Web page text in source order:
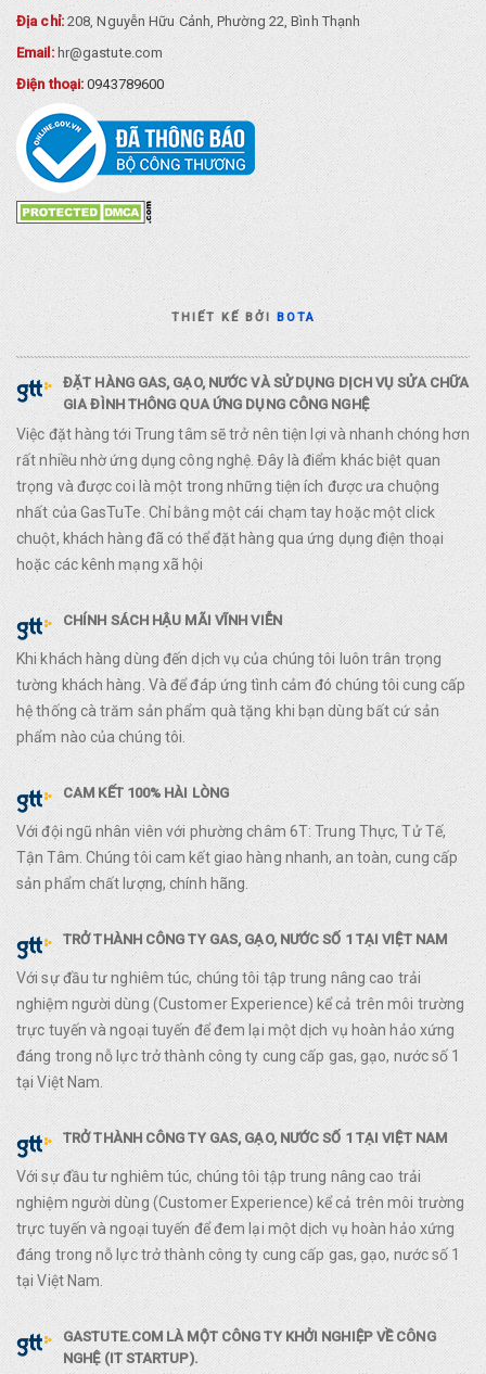
Địa chỉ:208, Nguyễn Hữu Cảnh, Phường 22, Bình Thạnh
Email: hr@gastute.com
Điện thoại:0943789600
THIẾT KẾ BỞIBOTA
ĐẶT HÀNG GAS, GẠO, NƯỚC VÀ SỬ DỤNG DỊCH VỤ SỬA CHỮA
GIA ĐÌNH THÔNG QUA ỨNG DỤNG CÔNG NGHỆ
Việc đặt hàng tới Trung tâm sẽ trở nên tiện lợi và nhanh chóng hơn
rất nhiều nhờ ứng dụng công nghệ. Đây là điểm khác biệt quan
trọng và được coi là một trong những tiện ích được ưa chuộng
nhất của GasTuTe. Chỉ bằng một cái chạm tay hoặc một click
chuột, khách hàng đã có thể đặt hàng qua ứng dụng điện thoại
hoặc các kênh mạng xã hội
CHÍNH SÁCH HẬU MÃI VĨNH VIỄN
Khi khách hàng dùng đến dịch vụ của chúng tôi luôn trân trọng
tường khách hàng. Và để đáp ứng tình cảm đó chúng tôi cung cấp
hệ thống cà trăm sản phẩm quà tặng khi bạn dùng bất cứ sản
phẩm nào của chúng tôi.
CAM KẾT 100% HÀI LÒNG
Với đội ngũ nhân viên với phường châm 6T: Trung Thực, Tử Tế,
Tận Tâm. Chúng tôi cam kết giao hàng nhanh, an toàn, cung cấp
sản phẩm chất lượng, chính hãng.
TRỞ THÀNH CÔNG TY GAS, GẠO, NƯỚC SỐ 1 TẠI VIỆT NAM
Với sự đầu tư nghiêm túc, chúng tôi tập trung nâng cao trải
nghiệm người dùng (Customer Experience) kể cả trên môi trường
trực tuyến và ngoại tuyến để đem lại một dịch vụ hoàn hảo xứng
đáng trong nỗ lực trở thành công ty cung cấp gas, gạo, nước số 1
tại Việt Nam.
TRỞ THÀNH CÔNG TY GAS, GẠO, NƯỚC SỐ 1 TẠI VIỆT NAM
Với sự đầu tư nghiêm túc, chúng tôi tập trung nâng cao trải
nghiệm người dùng (Customer Experience) kể cả trên môi trường
trực tuyến và ngoại tuyến để đem lại một dịch vụ hoàn hảo xứng
đáng trong nỗ lực trở thành công ty cung cấp gas, gạo, nước số 1
tại Việt Nam.
GASTUTE.COM LÀ MỘT CÔNG TY KHỞI NGHIỆP VỀ CÔNG
NGHỆ (IT STARTUP).